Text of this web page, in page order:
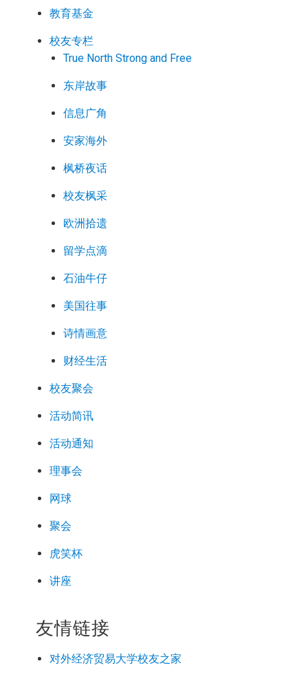
教育基金
校友专栏
True North Strong and Free
东岸故事
信息广角
安家海外
枫桥夜话
校友枫采
欧洲拾遗
留学点滴
石油牛仔
美国往事
诗情画意
财经生活
校友聚会
活动简讯
活动通知
理事会
网球
聚会
虎笑杯
讲座
友情链接
对外经济贸易大学校友之家